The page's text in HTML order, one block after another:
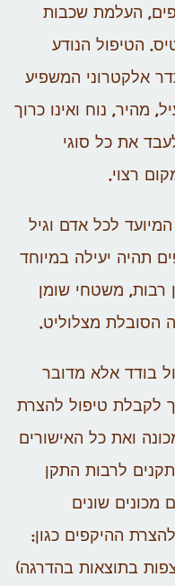
העלמת שכבות
הטיפול הנודע
אלקטרוני המשפיע
מהיר, נוח ואינו כרוך
את כל סוגי
רצוי.
לכל אדם וגיל
תהיה יעילה במיוחד
רבות, משטחי שומן
הסובלת מצלוליט.
בודד אלא מדובר
לקבלת טיפול להצרת
ואת כל האישורים
לרבות התקן
מכונים שונים
ההיקפים כגון:
בתוצאות בהדרגה)